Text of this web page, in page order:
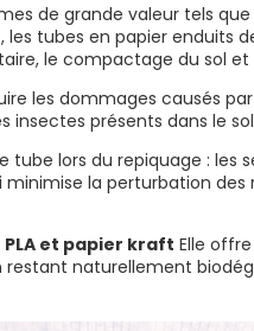
de grande valeur tels
tubes en papier enduits
le compactage du sol et
les dommages causés
insectes présents dans le
tube lors du repiquage : les
la perturbation des
et papier kraft Elle
naturellement